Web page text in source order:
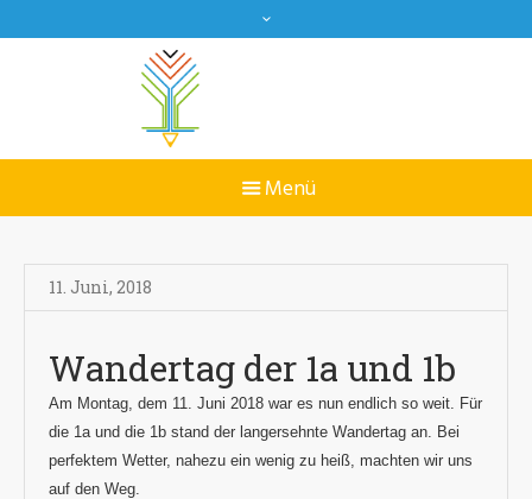
11. Juni, 2018
Wandertag der 1a und 1b
Am Montag, dem 11. Juni 2018 war es nun endlich so weit. Für
die 1a und die 1b stand der langersehnte Wandertag an. Bei
perfektem Wetter, nahezu ein wenig zu heiß, machten wir uns
auf den Weg.